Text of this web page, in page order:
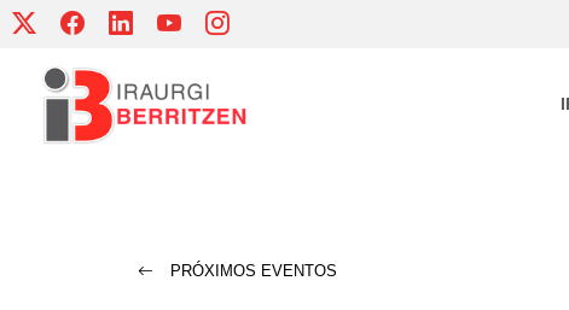
Skip
content
PRÓXIMOS EVENTOS